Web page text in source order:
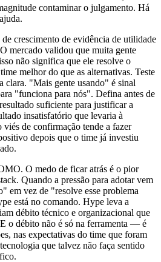
contaminar o julgamento. Há
crescimento de evidência de utilidade
mercado validou que muita gente
não significa que ele resolve o
melhor do que as alternativas. Teste
clara. "Mais gente usando" é sinal
"funciona para nós". Defina antes de
suficiente para justificar a
insatisfatório que levaria à
viés de confirmação tende a fazer
depois que o time já investiu
O medo de ficar atrás é o pior
Quando a pressão para adotar vem
em vez de "resolve esse problema
está no comando. Hype leva a
débito técnico e organizacional que
o débito não é só na ferramenta — é
nas expectativas do time que foram
que talvez não faça sentido